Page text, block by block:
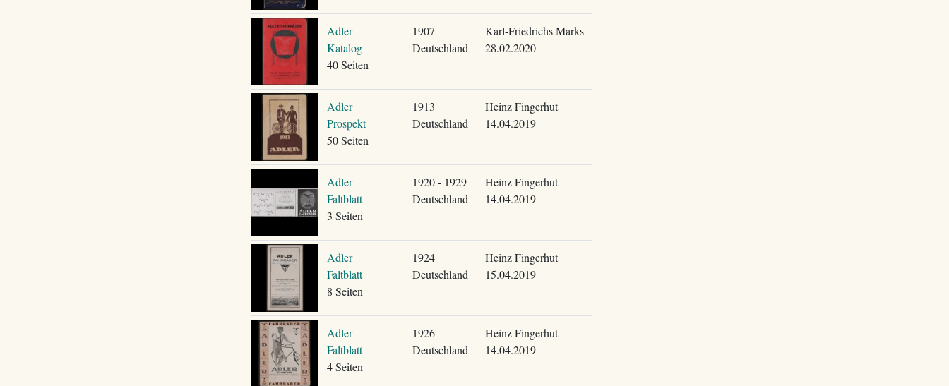
Adler
Katalog
40 Seiten
1907
Deutschland
Karl-Friedrichs Marks
28.02.2020
Adler
Prospekt
50 Seiten
1913
Deutschland
Heinz Fingerhut
14.04.2019
Adler
Faltblatt
3 Seiten
1920 - 1929
Deutschland
Heinz Fingerhut
14.04.2019
Adler
Faltblatt
8 Seiten
1924
Deutschland
Heinz Fingerhut
15.04.2019
Adler
Faltblatt
4 Seiten
1926
Deutschland
Heinz Fingerhut
14.04.2019